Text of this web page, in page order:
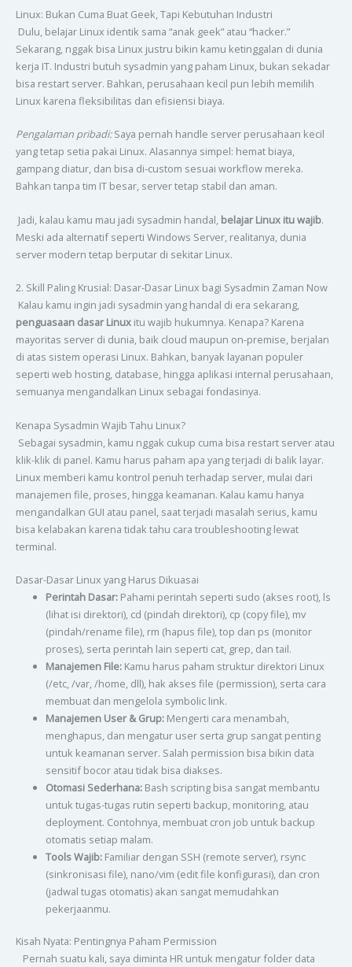
Linux: Bukan Cuma Buat Geek, Tapi Kebutuhan Industri
Dulu, belajar Linux identik sama “anak geek” atau “hacker.”
Sekarang, nggak bisa Linux justru bikin kamu ketinggalan di dunia
kerja IT. Industri butuh sysadmin yang paham Linux, bukan sekadar
bisa restart server. Bahkan, perusahaan kecil pun lebih memilih
Linux karena fleksibilitas dan efisiensi biaya.
Pengalaman pribadi:Saya pernah handle server perusahaan kecil
yang tetap setia pakai Linux. Alasannya simpel: hemat biaya,
gampang diatur, dan bisa di-custom sesuai workflow mereka.
Bahkan tanpa tim IT besar, server tetap stabil dan aman.
Jadi, kalau kamu mau jadi sysadmin handal, belajar Linux itu wajib.
Meski ada alternatif seperti Windows Server, realitanya, dunia
server modern tetap berputar di sekitar Linux.
2. Skill Paling Krusial: Dasar-Dasar Linux bagi Sysadmin Zaman Now
Kalau kamu ingin jadi sysadmin yang handal di era sekarang,
penguasaan dasar Linuxitu wajib hukumnya. Kenapa? Karena
mayoritas server di dunia, baik cloud maupun on-premise, berjalan
di atas sistem operasi Linux. Bahkan, banyak layanan populer
seperti web hosting, database, hingga aplikasi internal perusahaan,
semuanya mengandalkan Linux sebagai fondasinya.
Kenapa Sysadmin Wajib Tahu Linux?
Sebagai sysadmin, kamu nggak cukup cuma bisa restart server atau
klik-klik di panel. Kamu harus paham apa yang terjadi di balik layar.
Linux memberi kamu kontrol penuh terhadap server, mulai dari
manajemen file, proses, hingga keamanan. Kalau kamu hanya
mengandalkan GUI atau panel, saat terjadi masalah serius, kamu
bisa kelabakan karena tidak tahu cara troubleshooting lewat
terminal.
Dasar-Dasar Linux yang Harus Dikuasai
Perintah Dasar:Pahami perintah seperti sudo (akses root), ls
(lihat isi direktori), cd (pindah direktori), cp (copy file), mv
(pindah/rename file), rm (hapus file), top dan ps (monitor
proses), serta perintah lain seperti cat, grep, dan tail.
Manajemen File:Kamu harus paham struktur direktori Linux
(/etc, /var, /home, dll), hak akses file (permission), serta cara
membuat dan mengelola symbolic link.
Manajemen User & Grup:Mengerti cara menambah,
menghapus, dan mengatur user serta grup sangat penting
untuk keamanan server. Salah permission bisa bikin data
sensitif bocor atau tidak bisa diakses.
Otomasi Sederhana:Bash scripting bisa sangat membantu
untuk tugas-tugas rutin seperti backup, monitoring, atau
deployment. Contohnya, membuat cron job untuk backup
otomatis setiap malam.
Tools Wajib:Familiar dengan SSH (remote server), rsync
(sinkronisasi file), nano/vim (edit file konfigurasi), dan cron
(jadwal tugas otomatis) akan sangat memudahkan
pekerjaanmu.
Kisah Nyata: Pentingnya Paham Permission
Pernah suatu kali, saya diminta HR untuk mengatur folder data